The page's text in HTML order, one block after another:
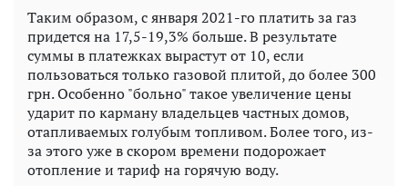
Таким образом, с января 2021-го платить за газ
придется на 17,5-19,3% больше. В результате
суммы в платежках вырастут от 10, если
пользоваться только газовой плитой, до более 300
грн. Особенно "больно" такое увеличение цены
ударит по карману владельцев частных домов,
отапливаемых голубым топливом. Более того, из-
за этого уже в скором времени подорожает
отопление и тариф на горячую воду.